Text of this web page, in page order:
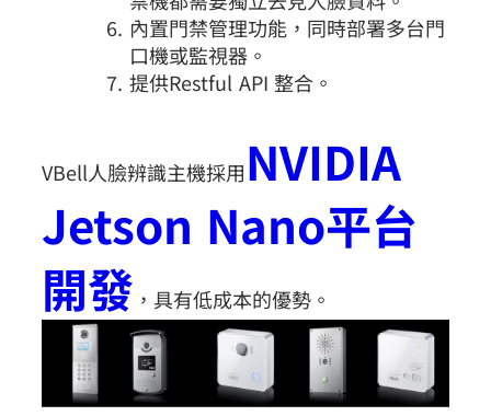
內置門禁管理功能，同時部署多台門
口機或監視器。
提供Restful API 整合。
VBell人臉辨識主機採用NVIDIA
Jetson Nano平台
開發 ，具有低成本的優勢。